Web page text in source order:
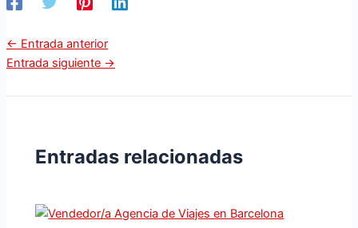
← Entrada anterior
Entrada siguiente →
Entradas relacionadas